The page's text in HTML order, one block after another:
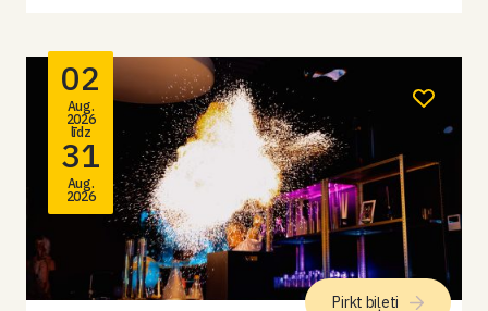
02
Aug.
2026
līdz
31
Aug.
2026
Pirkt biļeti